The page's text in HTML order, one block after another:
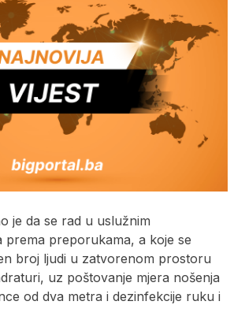
je da se rad u uslužnim
prema preporukama, a koje se
broj ljudi u zatvorenom prostoru
uz poštovanje mjera nošenja
od dva metra i dezinfekcije ruku i